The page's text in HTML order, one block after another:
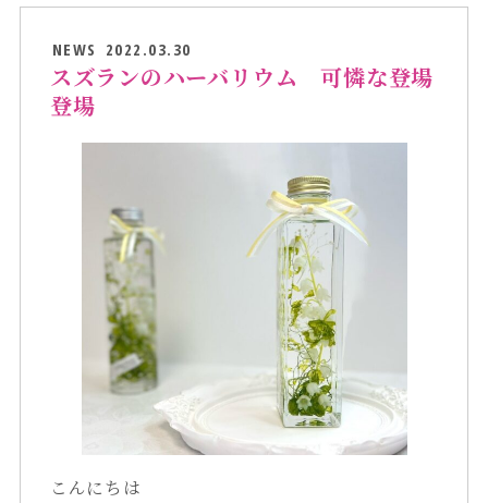
NEWS 2022.03.30
スズランのハーバリウム 可憐な登場
登場
こんにちは